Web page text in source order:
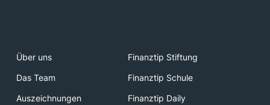
Über uns
Finanztip Stiftung
Das Team
Finanztip Schule
Auszeichnungen
Finanztip Daily